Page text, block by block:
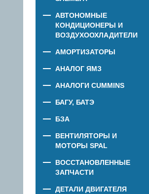
АВТОНОМНЫЕ
КОНДИЦИОНЕРЫ И
ВОЗДУХООХЛАДИТЕЛИ
АМОРТИЗАТОРЫ
АНАЛОГ ЯМЗ
АНАЛОГИ CUMMINS
БАГУ, БАТЭ
БЗА
ВЕНТИЛЯТОРЫ И
МОТОРЫ SPAL
ВОССТАНОВЛЕННЫЕ
ЗАПЧАСТИ
ДЕТАЛИ ДВИГАТЕЛЯ